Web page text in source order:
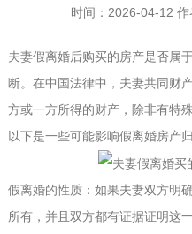
时间：2026-04-12 作
夫妻假离婚后购买的房产是否属
断。在中国法律中，夫妻共同财
方或一方所得的财产，除非有特
以下是一些可能影响假离婚房产
假离婚的性质：如果夫妻双方明
所有，并且双方都有证据证明这